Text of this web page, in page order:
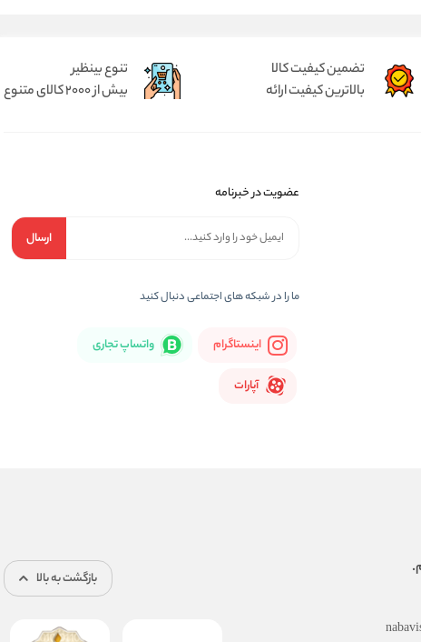
تضمین کیفیت کالا
بالاترین کیفیت ارائه
تنوع بینظیر
بیش از 2000 کالای متنوع
عضویت در خبرنامه
ارسال
ما را در شبكه های اجتماعی دنبال کنید
اینستاگرام واتساپ تجاری
آپارات
بازگشت به بالا